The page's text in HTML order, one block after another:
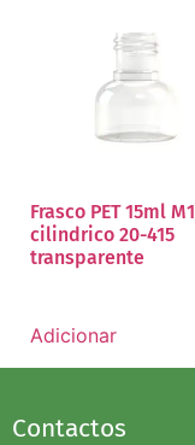
Frasco PET 15ml M1
cilindrico 20-415
transparente
Adicionar
Contactos